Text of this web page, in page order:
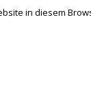
in diesem